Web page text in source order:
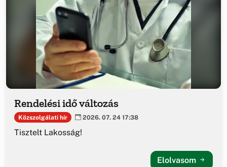
Rendelési idő változás
Közszolgálati hír 2026. 07. 24 17:38
Tisztelt Lakosság!
Elolvasom